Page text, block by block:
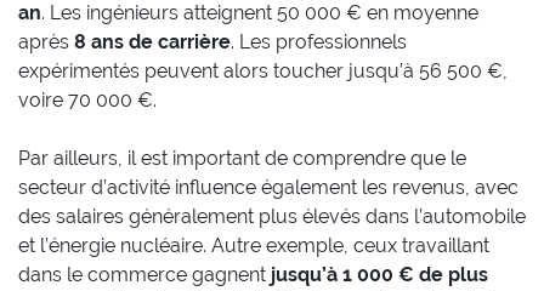
an. Les ingénieurs atteignent 50 000 € en moyenne
après 8 ans de carrière. Les professionnels
expérimentés peuvent alors toucher jusqu’à 56 500 €,
voire 70 000 €.
Par ailleurs, il est important de comprendre que le
secteur d’activité influence également les revenus, avec
des salaires généralement plus élevés dans l’automobile
et l’énergie nucléaire. Autre exemple, ceux travaillant
dans le commerce gagnent jusqu’à 1 000 € de plus